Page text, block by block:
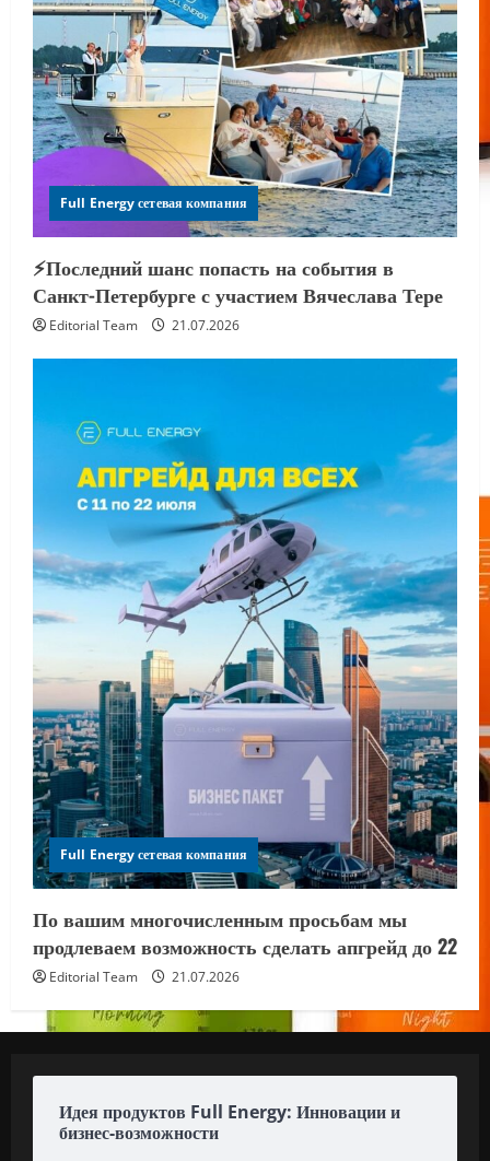
Full Energy сетевая компания
⚡️Последний шанс попасть на события в
Санкт-Петербурге с участием Вячеслава Тере
Editorial Team 21.07.2026
Full Energy сетевая компания
По вашим многочисленным просьбам мы
продлеваем возможность сделать апгрейд до 22
Editorial Team 21.07.2026
Идея продуктов Full Energy: Инновации и
бизнес-возможности